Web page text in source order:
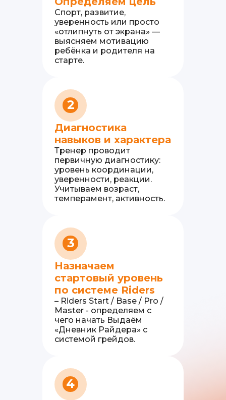
Спорт, развитие,
уверенность или просто
«отлипнуть от экрана» —
выясняем мотивацию
ребёнка и родителя на
старте.
2
Диагностика
навыков и характера
Тренер проводит
первичную диагностику:
уровень координации,
уверенности, реакции.
Учитываем возраст,
темперамент, активность.
3
Назначаем
стартовый уровень
по системе Riders
– Riders Start / Base / Pro /
Master - определяем с
чего начать Выдаём
«Дневник Райдера» с
системой грейдов.
4